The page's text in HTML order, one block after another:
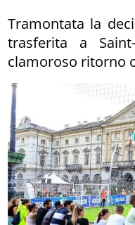
Tramontata la
trasferita a
clamoroso ritorno